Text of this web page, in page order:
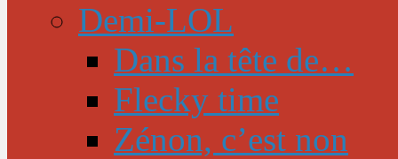
Demi-LOL
Dans la tête de…
Flecky time
Zénon, c’est non